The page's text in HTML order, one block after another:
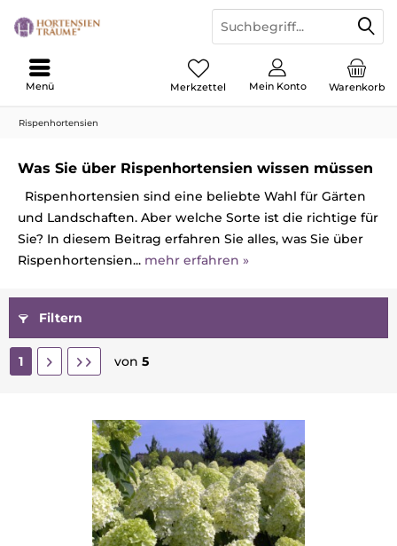
Warenkorb
Merkzettel Mein Konto
Menü
Rispenhortensien
Was Sie über Rispenhortensien wissen müssen
Rispenhortensien sind eine beliebte Wahl für Gärten
und Landschaften. Aber welche Sorte ist die richtige für
Sie? In diesem Beitrag erfahren Sie alles, was Sie über
Rispenhortensien... mehr erfahren »
Filtern
1 von 5